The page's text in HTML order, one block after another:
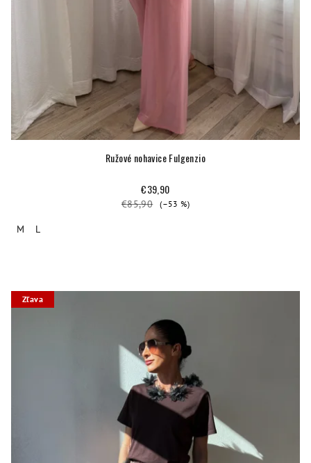
Ružové nohavice Fulgenzio
€39,90
€85,90 (–53 %)
M L
Zľava